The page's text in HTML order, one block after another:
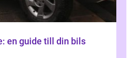
en guide till din bils